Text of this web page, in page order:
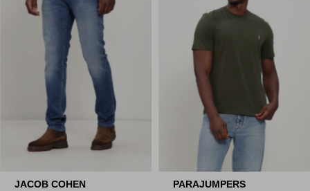
JACOB COHEN PARAJUMPERS